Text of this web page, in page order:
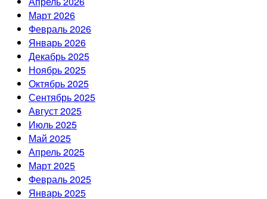
Март 2026
Февраль 2026
Январь 2026
Декабрь 2025
Ноябрь 2025
Октябрь 2025
Сентябрь 2025
Август 2025
Июль 2025
Май 2025
Апрель 2025
Март 2025
Февраль 2025
Январь 2025